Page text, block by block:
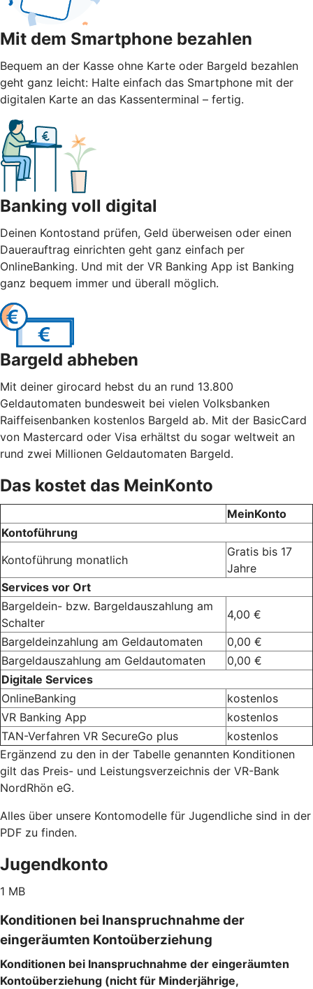
Mit dem Smartphone bezahlen
Bequem an der Kasse ohne Karte oder Bargeld bezahlen
geht ganz leicht: Halte einfach das Smartphone mit der
digitalen Karte an das Kassenterminal – fertig.
Banking voll digital
Deinen Kontostand prüfen, Geld überweisen oder einen
Dauerauftrag einrichten geht ganz einfach per
OnlineBanking. Und mit der VR Banking App ist Banking
ganz bequem immer und überall möglich.
Bargeld abheben
Mit deiner girocard hebst du an rund 13.800
Geldautomaten bundesweit bei vielen Volksbanken
Raiffeisenbanken kostenlos Bargeld ab. Mit der BasicCard
von Mastercard oder Visa erhältst du sogar weltweit an
rund zwei Millionen Geldautomaten Bargeld.
Das kostet das MeinKonto
MeinKonto
Kontoführung
Kontoführung monatlich
Gratis bis 17
Jahre
Services vor Ort
Bargeldein- bzw. Bargeldauszahlung am
Schalter
4,00 €
Bargeldeinzahlung am Geldautomaten
0,00 €
Bargeldauszahlung am Geldautomaten
0,00 €
Digitale Services
OnlineBanking
kostenlos
VR Banking App
kostenlos
TAN-Verfahren VR SecureGo plus
kostenlos
Ergänzend zu den in der Tabelle genannten Konditionen
gilt das Preis- und Leistungsverzeichnis der VR-Bank
NordRhön eG.
Alles über unsere Kontomodelle für Jugendliche sind in der
PDF zu finden.
Jugendkonto
1 MB
Konditionen bei Inanspruchnahme der
eingeräumten Kontoüberziehung
Konditionen bei Inanspruchnahme der eingeräumten
Kontoüberziehung (nicht für Minderjährige,